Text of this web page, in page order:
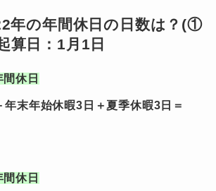
年の年間休日の日数は？(①
日：1月1日
休日
年末年始休暇3日＋夏季休暇3日＝
休日